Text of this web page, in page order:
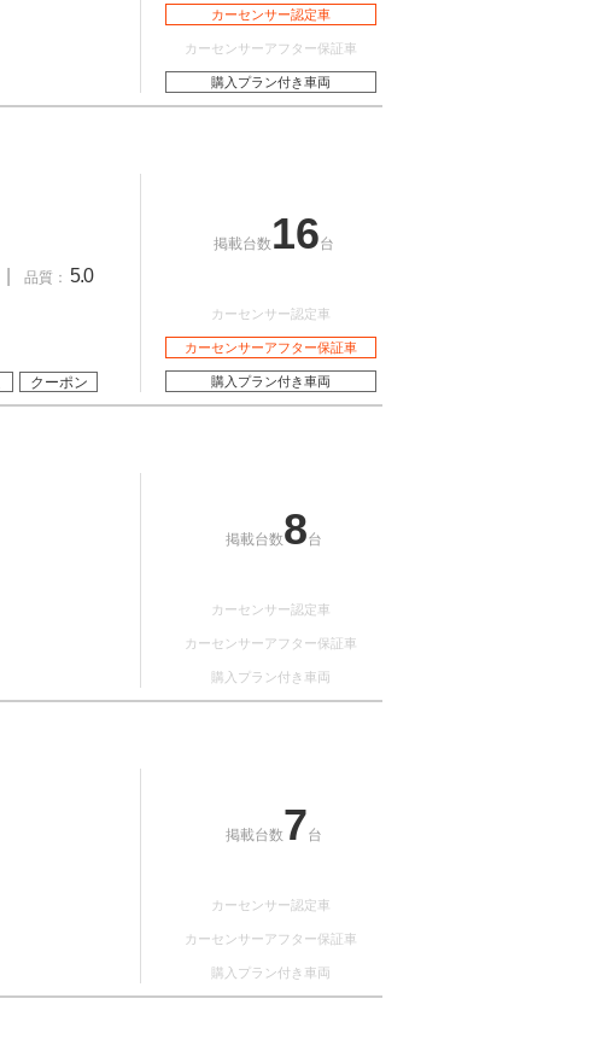
カーセンサー認定車
カーセンサーアフター保証車
購入プラン付き車両
品質： 5.0
クーポン
掲載台数 16台
カーセンサー認定車
カーセンサーアフター保証車
購入プラン付き車両
掲載台数8台
カーセンサー認定車
カーセンサーアフター保証車
購入プラン付き車両
掲載台数7台
カーセンサー認定車
カーセンサーアフター保証車
購入プラン付き車両